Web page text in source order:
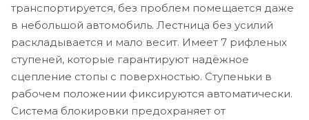
транспортируется, без проблем помещается даже
в небольшой автомобиль. Лестница без усилий
раскладывается и мало весит. Имеет 7 рифленых
ступеней, которые гарантируют надёжное
сцепление стопы с поверхностью. Cтупеньки в
рабочем положении фиксируются автоматически.
Система блокировки предохраняет от